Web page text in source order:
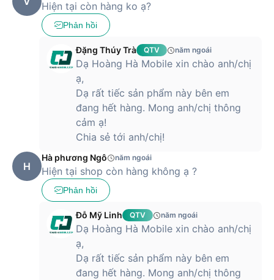
Hiện tại còn hàng ko ạ?
Phản hồi
Đặng Thúy Trà QTV năm ngoái
Dạ Hoàng Hà Mobile xin chào anh/chị
ạ,
Dạ rất tiếc sản phẩm này bên em
đang hết hàng. Mong anh/chị thông
cảm ạ!
Chia sẻ tới anh/chị!
H
Hà phương Ngô năm ngoái
Hiện tại shop còn hàng không ạ ?
Phản hồi
Đỗ Mỹ Linh QTV năm ngoái
Dạ Hoàng Hà Mobile xin chào anh/chị
ạ,
Dạ rất tiếc sản phẩm này bên em
đang hết hàng. Mong anh/chị thông